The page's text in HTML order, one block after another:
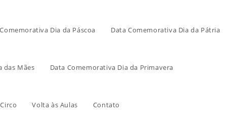
Dia da Páscoa Data Comemorativa Dia da Pátria
das Mães Data Comemorativa Dia da Primavera
Volta às Aulas Contato